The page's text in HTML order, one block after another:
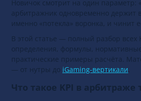
Новичок смотрит на один
арбитражник одновременно держит
именно «потекла» воронка, и чинит
В этой статье — полный разбор
определения, формулы,
практические примеры расчёта.
— от нутры до
iGaming-вертикали
Что такое KPI в арбитраже